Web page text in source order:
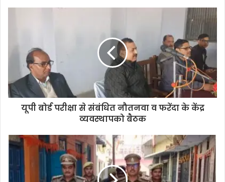
यूपी बोर्ड परीक्षा से संबंधित नौतनवा व फरेंदा के केंद्र
व्यवस्थापको बैठक